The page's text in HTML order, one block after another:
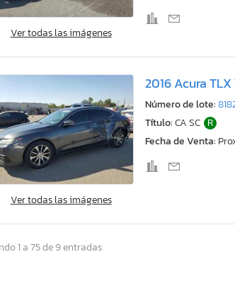
Ver todas las imágenes
Ver todas las imágenes
2016 Acura TLX
Número de lote:
Título:CA SC R
Fecha de Venta:
1 a 75 de 9 entradas